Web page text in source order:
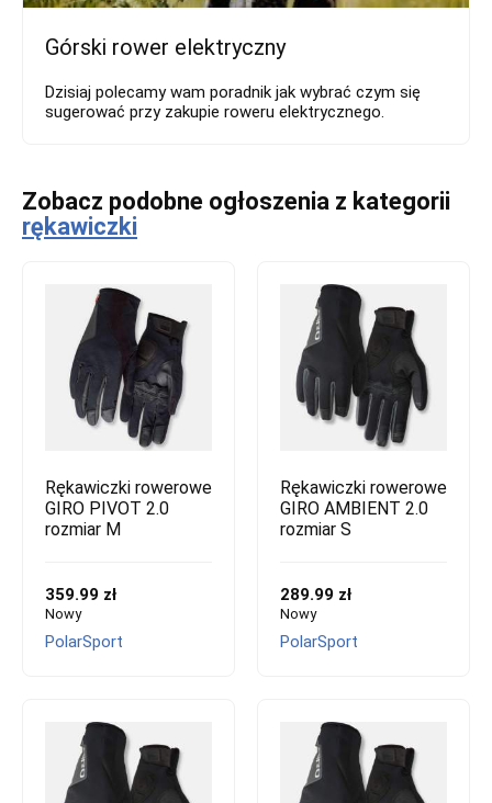
Górski rower elektryczny
Dzisiaj polecamy wam poradnik jak wybrać czym się
sugerować przy zakupie roweru elektrycznego.
Zobacz podobne ogłoszenia z kategorii
rękawiczki
Rękawiczki rowerowe
GIRO PIVOT 2.0
rozmiar M
359.99 zł
Nowy
PolarSport
Rękawiczki rowerowe
GIRO AMBIENT 2.0
rozmiar S
289.99 zł
Nowy
PolarSport